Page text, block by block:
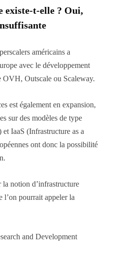
existe-t-elle ? Oui,
américains a
avec le développement
OVH, Outscale ou Scaleway.
est également en expansion,
sur des modèles de type
et IaaS (Infrastructure as a
ont donc la possibilité
la notion d’infrastructure
l’on pourrait appeler la
and Development